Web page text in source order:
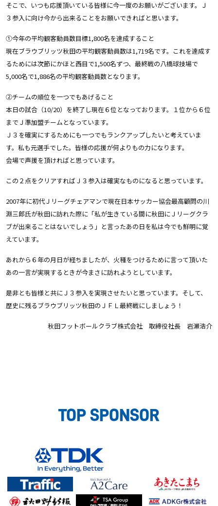
そこで、いつも応援頂いている皆様に今一度のお願いがございます。Ｊ
３参入に向け今から出来ることをお願いできればと思います。
①今年の平均観客動員数目標1,800名を達成すること
現在ブラウブリッツ秋田の平均観客動員数は1,719名です。これを達成す
るためには次節にかほと西目で1,500名ずつ、最終戦の八橋球技場で
5,000名で1,886名の平均観客動員数となります。
②チームの順位を一つでもあげること
本日の試合（10/20）を終了し現在６位となっております。１位から６位
までＪ準加盟チームとなっています。
Ｊ３を確実にするためにも一つでもランクアップしたいと考えていま
す。私も元選手でした。皆様の応援が何よりもの力になります。
会場で声援を頂ければと思っています。
この２点をクリアすればＪ３参入は確実なものになると思っています。
2007年に初代Ｊリーグチェアマンで現在日本サッカー協会最高顧問の川
淵三郎氏が秋田に訪れた際に「私が生きている間に秋田にＪリーグクラ
ブが出来ることはないでしょう」と言ったあの日を私は今でも鮮明に覚
えています。
あれから６年の月日が経ちましたが、火種をつけるために言って頂いた
あの一言が実現するときが今まさに訪れようとしています。
是非とも皆様と共にＪ３参入を実現させたいと思っています。そして、
歴史に残るブラウブリッツ秋田のＪＦＬ最終戦にしましょう！
秋田フットボールクラブ株式会社 取締役社長 岩瀬浩介
TOP SPONSOR